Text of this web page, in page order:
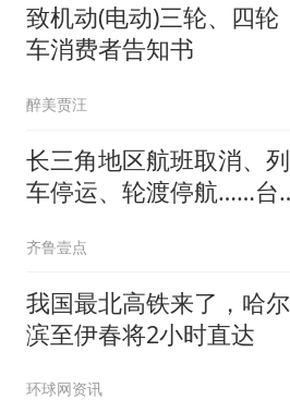
致机动(电动)三轮、四轮
车消费者告知书
醉美贾汪
长三角地区航班取消、列
车停运、轮渡停航……台
齐鲁壹点
我国最北高铁来了，哈尔
滨至伊春将2小时直达
环球网资讯